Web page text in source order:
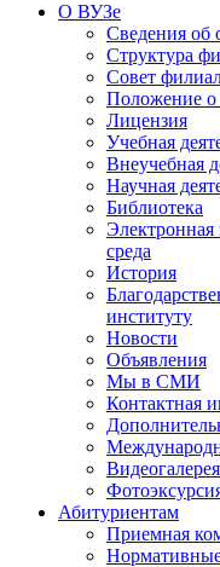
О ВУЗе
Сведения об
Структура
Совет
Положение о
Лицензия
Учебная
Внеучебная
Научная
Библиотека
Электронная
среда
История
институту
Новости
Объявления
Мы в СМИ
Контактная
Видеогалерея
Абитуриентам
Приемная